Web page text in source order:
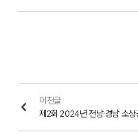
이전글
제2회 2024년 전남·경남 소